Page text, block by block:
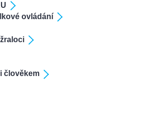
ovládání
člověkem